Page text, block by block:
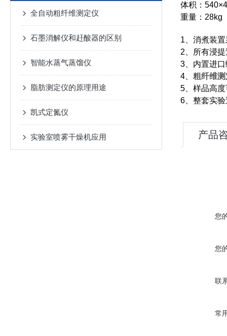
全自动粗纤维测定仪
石墨消解仪和赶酸器的区别
智能水蒸气蒸馏仪
脂肪测定仪的原理用途
凯式定氮仪
实验室喷雾干燥机应用
体积：
重量： 28kg
1 、消煮装
2 、所有浸
3 、内置进
4
粗纤维
5 、样品高
6 、整套实
产品
您
您
联
常